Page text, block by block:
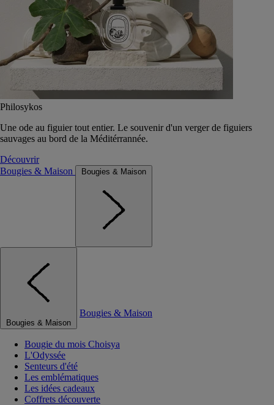
Philosykos
Une ode au figuier tout entier. Le souvenir d'un verger de figuiers
sauvages au bord de la Méditérrannée.
Découvrir
Bougies & Maison
Bougies & Maison
Bougies & Maison
Bougies & Maison
Bougie du mois Choisya
L'Odyssée
Senteurs d'été
Les emblématiques
Les idées cadeaux
Coffrets découverte